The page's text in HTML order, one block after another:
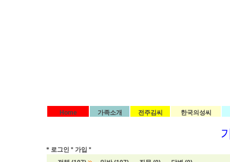
Home 가족소개 전주김씨 한국의성씨
* 로그인 * 가입 *